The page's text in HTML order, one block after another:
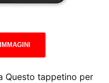
Questo tappetino per